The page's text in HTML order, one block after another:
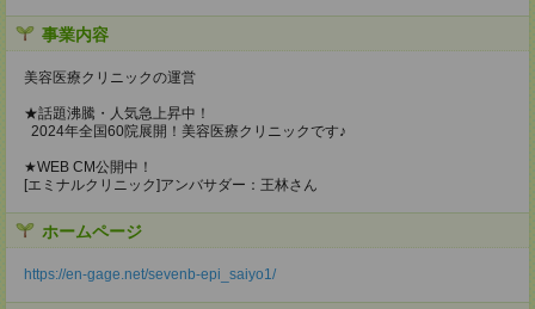
事業内容
美容医療クリニックの運営
★話題沸騰・人気急上昇中！
2024年全国60院展開！美容医療クリニックです♪
★WEB CM公開中！
[エミナルクリニック]アンバサダー：王林さん
ホームページ
https://en-gage.net/sevenb-epi_saiyo1/